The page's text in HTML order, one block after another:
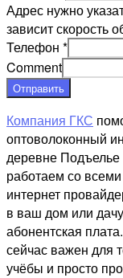
Адрес нужно
зависит скорость
Телефон *
Comment
Отправить
Компания ГКС
оптоволоконный
деревне
работаем со
интернет
в ваш дом или
абонентская
сейчас важен для
учёбы и просто